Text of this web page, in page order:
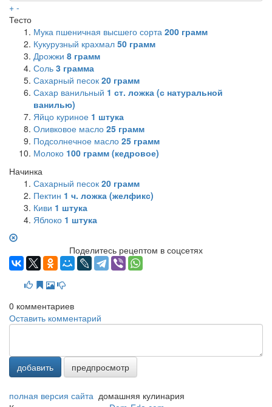
+ -
Тесто
Мука пшеничная высшего сорта 200 грамм
Кукурузный крахмал 50 грамм
Дрожжи 8 грамм
Соль 3 грамма
Сахарный песок 20 грамм
Сахар ванильный 1 ст. ложка (с натуральной
ванилью)
Яйцо куриное 1 штука
Оливковое масло 25 грамм
Подсолнечное масло 25 грамм
Молоко 100 грамм (кедровое)
Начинка
Сахарный песок 20 грамм
Пектин 1 ч. ложка (желфикс)
Киви 1 штука
Яблоко 1 штука
Поделитесь рецептом в соцсетях
0 комментариев
Оставить комментарий
добавить предпросмотр
полная версия сайта домашняя кулинария